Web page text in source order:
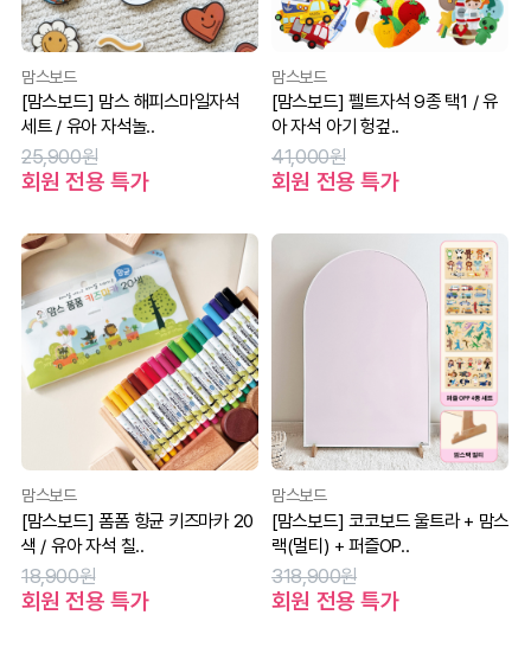
맘스보드
[맘스보드] 맘스 해피스마일자석
세트 / 유아 자석놀..
25,900원
회원 전용 특가
맘스보드
[맘스보드] 펠트자석 9종 택1 / 유
아 자석 아기 헝겊..
41,000원
회원 전용 특가
맘스보드
[맘스보드] 폼폼 항균 키즈마카 20
색 / 유아 자석 칠..
18,900원
회원 전용 특가
맘스보드
[맘스보드] 코코보드 울트라 + 맘스
랙(멀티) + 퍼즐OP..
318,900원
회원 전용 특가